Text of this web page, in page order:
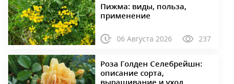
Пижма: виды, польза,
применение
06 Августа 2026 237
Роза Голден Селебрейшн:
описание сорта,
выращивание и уход